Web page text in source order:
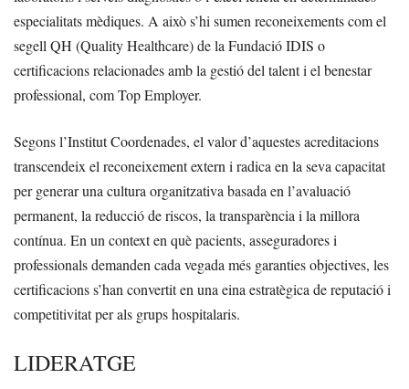
especialitats mèdiques. A això s’hi sumen reconeixements com el
segell QH (Quality Healthcare) de la Fundació IDIS o
certificacions relacionades amb la gestió del talent i el benestar
professional, com Top Employer.
Segons l’Institut Coordenades, el valor d’aquestes acreditacions
transcendeix el reconeixement extern i radica en la seva capacitat
per generar una cultura organitzativa basada en l’avaluació
permanent, la reducció de riscos, la transparència i la millora
contínua. En un context en què pacients, asseguradores i
professionals demanden cada vegada més garanties objectives, les
certificacions s’han convertit en una eina estratègica de reputació i
competitivitat per als grups hospitalaris.
LIDERATGE